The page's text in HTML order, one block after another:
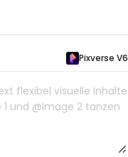
Pixverse V6
flexibel visuelle Inhalte
und @Image 2 tanzen